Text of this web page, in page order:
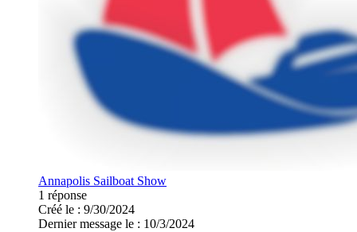
Annapolis Sailboat Show
1 réponse
Créé le : 9/30/2024
Dernier message le : 10/3/2024